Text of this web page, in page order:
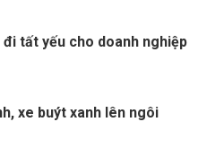
tất yếu cho doanh nghiệp
xe buýt xanh lên ngôi